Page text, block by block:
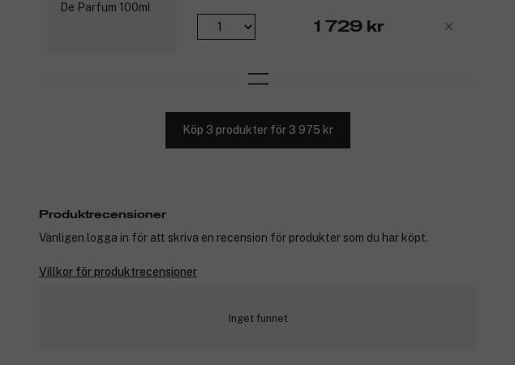
1 729 kr
Köp 3 produkter för 3 975 kr
Produktrecensioner
Vänligen logga in för att skriva en recension för produkter som du har köpt.
Villkor för produktrecensioner
Inget funnet